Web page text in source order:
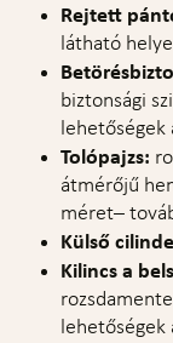
Rejtett
látható
biztonsági
lehetőségek
Tolópajzs:
átmérőjű
méret–
Külső
Kilincs a
lehetőségek